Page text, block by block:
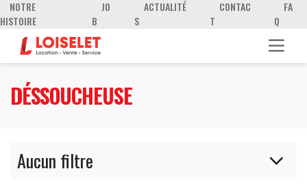
NOTRE
HISTOIRE
JO
B
ACTUALITÉ
S
CONTAC
T
FA
Q
DÉSSOUCHEUSE
Aucun filtre